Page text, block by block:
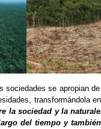
sociedades se apropian
transformándola
la sociedad y la
del tiempo y